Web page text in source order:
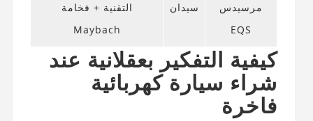
مرسيدس
EQS
سيدان
التقنية + فخامة
Maybach
كيفية التفكير بعقلانية عند
شراء سيارة كهربائية
فاخرة